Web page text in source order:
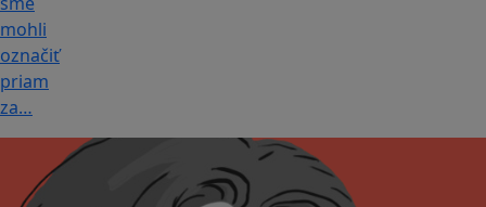
mohli
označiť
priam
za…